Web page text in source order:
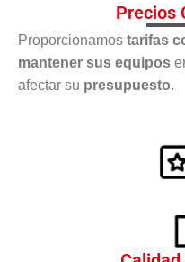
Precios
Proporcionamos tarifas
mantener sus equipos
afectar su presupuesto.